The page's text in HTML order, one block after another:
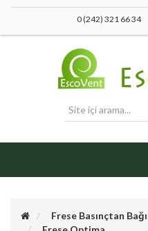
0 (242) 321 66 34
Frese Basınçtan